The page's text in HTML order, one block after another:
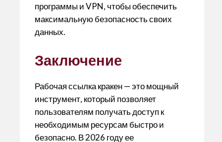
программы и VPN, чтобы обеспечить
максимальную безопасность своих
данных.
Заключение
Рабочая ссылка кракен — это мощный
инструмент, который позволяет
пользователям получать доступ к
необходимым ресурсам быстро и
безопасно. В 2026 году ее